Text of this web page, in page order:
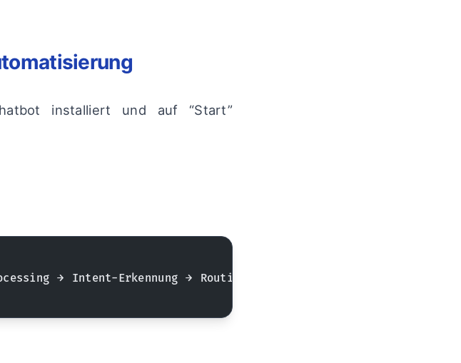
installiert und auf “Start”
→ Intent-Erkennung → Routing-Entscheidung